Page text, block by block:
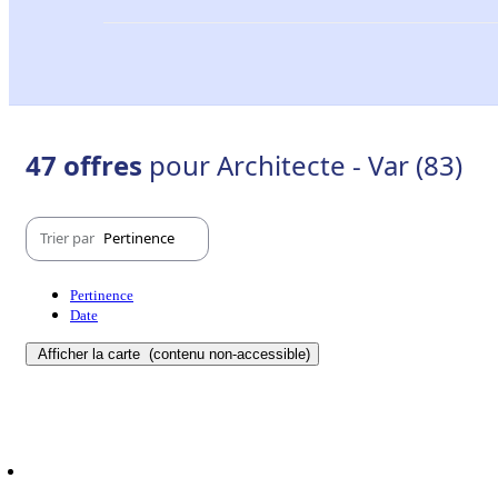
47 offres pour Architecte - Var (83)
Trier par Pertinence
Pertinence
Date
Afficher la carte (contenu non-accessible)